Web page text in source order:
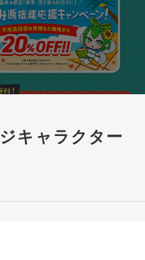
キャラクター